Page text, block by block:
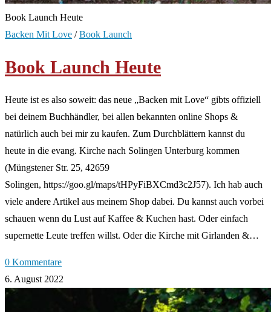
Book Launch Heute
Backen Mit Love /Book Launch
Book Launch Heute
Heute ist es also soweit: das neue „Backen mit Love“ gibts offiziell
bei deinem Buchhändler, bei allen bekannten online Shops &
natürlich auch bei mir zu kaufen. Zum Durchblättern kannst du
heute in die evang. Kirche nach Solingen Unterburg kommen
(Müngstener Str. 25, 42659
Solingen, https://goo.gl/maps/tHPyFiBXCmd3c2J57). Ich hab auch
viele andere Artikel aus meinem Shop dabei. Du kannst auch vorbei
schauen wenn du Lust auf Kaffee & Kuchen hast. Oder einfach
supernette Leute treffen willst. Oder die Kirche mit Girlanden &…
0 Kommentare
6. August 2022